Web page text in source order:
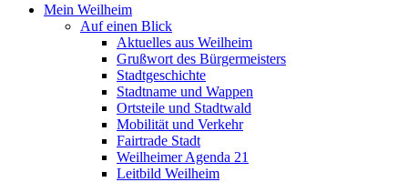
Mein Weilheim
Auf einen Blick
Aktuelles aus Weilheim
Grußwort des Bürgermeisters
Stadtgeschichte
Stadtname und Wappen
Ortsteile und Stadtwald
Mobilität und Verkehr
Fairtrade Stadt
Weilheimer Agenda 21
Leitbild Weilheim